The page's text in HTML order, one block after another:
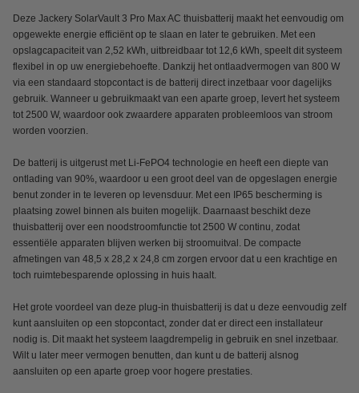
Deze Jackery SolarVault 3 Pro Max AC thuisbatterij maakt het eenvoudig om
opgewekte energie efficiënt op te slaan en later te gebruiken. Met een
opslagcapaciteit van 2,52 kWh, uitbreidbaar tot 12,6 kWh, speelt dit systeem
flexibel in op uw energiebehoefte. Dankzij het ontlaadvermogen van 800 W
via een standaard stopcontact is de batterij direct inzetbaar voor dagelijks
gebruik. Wanneer u gebruikmaakt van een aparte groep, levert het systeem
tot 2500 W, waardoor ook zwaardere apparaten probleemloos van stroom
worden voorzien.
De batterij is uitgerust met Li-FePO4 technologie en heeft een diepte van
ontlading van 90%, waardoor u een groot deel van de opgeslagen energie
benut zonder in te leveren op levensduur. Met een IP65 bescherming is
plaatsing zowel binnen als buiten mogelijk. Daarnaast beschikt deze
thuisbatterij over een noodstroomfunctie tot 2500 W continu, zodat
essentiële apparaten blijven werken bij stroomuitval. De compacte
afmetingen van 48,5 x 28,2 x 24,8 cm zorgen ervoor dat u een krachtige en
toch ruimtebesparende oplossing in huis haalt.
Het grote voordeel van deze plug-in thuisbatterij is dat u deze eenvoudig zelf
kunt aansluiten op een stopcontact, zonder dat er direct een installateur
nodig is. Dit maakt het systeem laagdrempelig in gebruik en snel inzetbaar.
Wilt u later meer vermogen benutten, dan kunt u de batterij alsnog
aansluiten op een aparte groep voor hogere prestaties.